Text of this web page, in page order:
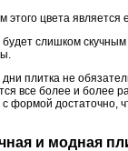
цвета
слишком
плитка не
все более и более
формой достаточно,
и модная